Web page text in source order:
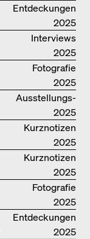
Entdeckungen
2025
Interviews
2025
Fotografie
2025
Ausstellungs­
kataloge
2025
Kurznotizen
2025
Kurznotizen
2025
Fotografie
2025
Entdeckungen
2025